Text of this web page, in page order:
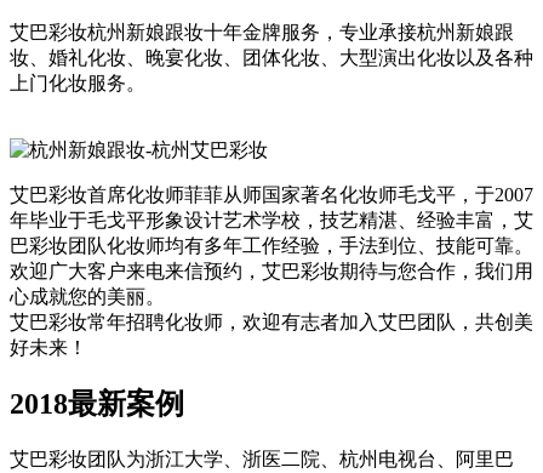
艾巴彩妆杭州新娘跟妆十年金牌服务，专业承接杭州新娘跟
妆、婚礼化妆、晚宴化妆、团体化妆、大型演出化妆以及各种
上门化妆服务。
艾巴彩妆首席化妆师菲菲从师国家著名化妆师毛戈平，于2007
年毕业于毛戈平形象设计艺术学校，技艺精湛、经验丰富，艾
巴彩妆团队化妆师均有多年工作经验，手法到位、技能可靠。
欢迎广大客户来电来信预约，艾巴彩妆期待与您合作，我们用
心成就您的美丽。
艾巴彩妆常年招聘化妆师，欢迎有志者加入艾巴团队，共创美
好未来！
2018最新案例
艾巴彩妆团队为浙江大学、浙医二院、杭州电视台、阿里巴